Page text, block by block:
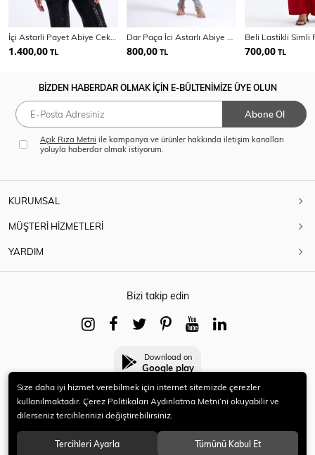
1.400,00 TL 800,00 TL 700,00 TL
BİZDEN HABERDAR OLMAK İÇİN E-BÜLTENİMİZE ÜYE OLUN
Abone Ol
Açık Rıza Metni ile kampanya ve ürünler hakkında iletişim kanalları
yoluyla haberdar olmak istiyorum.
KURUMSAL
MÜŞTERİ HİZMETLERİ
YARDIM
Bizi takip edin
Download on
Google play
© 2021 HERYENİ. Tüm hakları saklıdır.
Size daha iyi hizmet verebilmek için internet sitemizde çerezler
kullanılmaktadır. Çerez Politikaları Aydınlatma Metni’ni okuyabilir ve
dilerseniz tercihlerinizi değiştirebilirsiniz.
Tercihleri Ayarla Tümünü Kabul Et